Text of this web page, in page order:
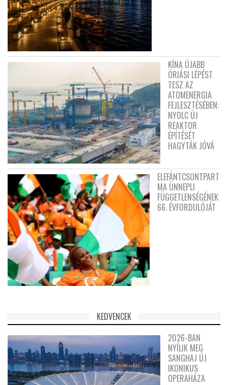
KÍNA ÚJABB
ÓRIÁSI LÉPÉST
TESZ AZ
ATOMENERGIA
FEJLESZTÉSÉBEN:
NYOLC ÚJ
REAKTOR
ÉPÍTÉSÉT
HAGYTÁK JÓVÁ
ELEFÁNTCSONTPART
MA ÜNNEPLI
FÜGGETLENSÉGÉNEK
66. ÉVFORDULÓJÁT
KEDVENCEK
2026-BAN
NYÍLIK MEG
SANGHAJ ÚJ
IKONIKUS
OPERAHÁZA